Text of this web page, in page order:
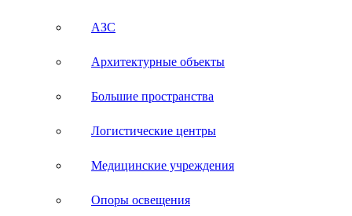
АЗС
Архитектурные объекты
Большие пространства
Логистические центры
Медицинские учреждения
Опоры освещения